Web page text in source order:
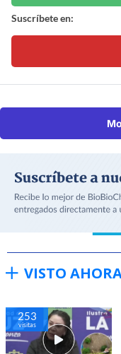
Suscríbete en:
VISTO
253
visitas